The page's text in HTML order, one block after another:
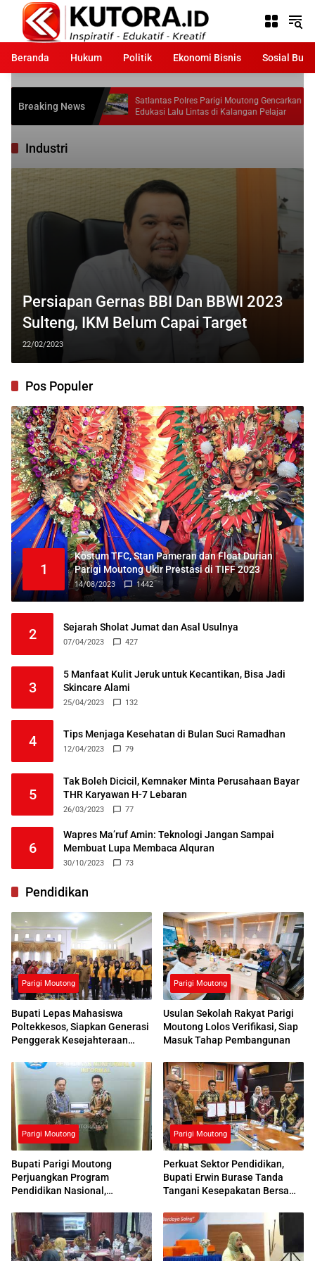
Langsung
konten
Beranda
Hukum Politik Ekonomi Bisnis Sosial
Breaking News
Sesuai
Satlantas Polres Parigi Moutong Gencarkan
Edukasi Lalu Lintas di Kalangan Pelajar
Industri
Persiapan Gernas BBI Dan BBWI 2023
Sulteng, IKM Belum Capai Target
22/02/2023
Pos Populer
1
Kostum TFC, Stan Pameran dan Float Durian
Parigi Moutong Ukir Prestasi di TIFF 2023
14/08/2023 1442
2 Sejarah Sholat Jumat dan Asal Usulnya
07/04/2023 427
3
5 Manfaat Kulit Jeruk untuk Kecantikan, Bisa Jadi
Skincare Alami
25/04/2023 132
4 Tips Menjaga Kesehatan di Bulan Suci Ramadhan
12/04/2023 79
5
Tak Boleh Dicicil, Kemnaker Minta Perusahaan Bayar
THR Karyawan H-7 Lebaran
26/03/2023 77
6
Wapres Ma’ruf Amin: Teknologi Jangan Sampai
Membuat Lupa Membaca Alquran
30/10/2023 73
Pendidikan
Parigi Moutong
Bupati Lepas Mahasiswa
Poltekkesos, Siapkan Generasi
Penggerak Kesejahteraan
Parigi Moutong
Usulan Sekolah Rakyat Parigi
Moutong Lolos Verifikasi, Siap
Masuk Tahap Pembangunan
Parigi Moutong
Bupati Parigi Moutong
Perjuangkan Program
Pendidikan Nasional,
Respons Positif
Parigi Moutong
Perkuat Sektor Pendidikan,
Bupati Erwin Burase Tanda
Tangani Kesepakatan Bersama